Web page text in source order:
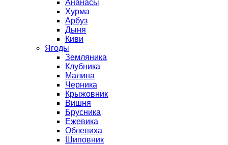
Ананасы
Хурма
Арбуз
Дыня
Киви
Ягоды
Земляника
Клубника
Малина
Черника
Крыжовник
Вишня
Брусника
Ежевика
Облепиха
Шиповник